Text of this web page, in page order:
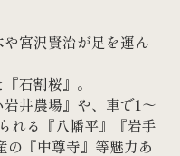
宮沢賢治が足を運ん
石割桜』。
井農場』や、車で1～
れる『八幡平』『岩手
の『中尊寺』等魅力あ